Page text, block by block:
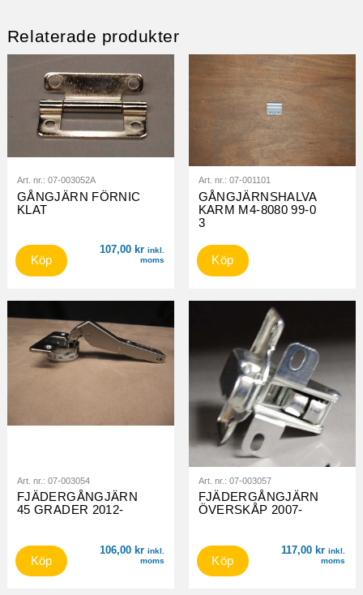
Relaterade produkter
Art. nr.: 07-003052A
GÅNGJÄRN FÖRNIC
KLAT
107,00 kr inkl.
moms
Köp
Art. nr.: 07-001101
GÅNGJÄRNSHALVA
KARM M4-8080 99-0
3
Köp
Art. nr.: 07-003054
FJÄDERGÅNGJÄRN
45 GRADER 2012-
106,00 kr inkl.
moms
Köp
Art. nr.: 07-003057
FJÄDERGÅNGJÄRN
ÖVERSKÅP 2007-
117,00 kr inkl.
moms
Köp